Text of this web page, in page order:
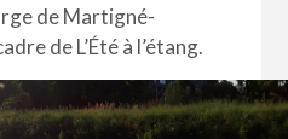
de Martigné-
de L’Été à l’étang.